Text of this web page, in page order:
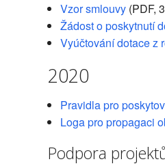
Vzor smlouvy(PDF,
Žádost o poskytnutí
Vyúčtování dotace z
2020
Pravidla pro
Loga pro propagaci
Podpora